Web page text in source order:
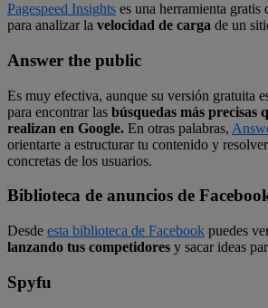
Pagespeed Insights es una herramienta
para analizar la velocidad de carga de un
Answer the public
Es muy efectiva, aunque su versión gratuita
para encontrar las búsquedas más precisas
realizan en Google. En otras palabras,
orientarte a estructurar tu contenido y
concretas de los usuarios.
Biblioteca de anuncios de
Desde esta biblioteca de Facebook puedes
lanzando tus competidores y sacar ideas
Spyfu